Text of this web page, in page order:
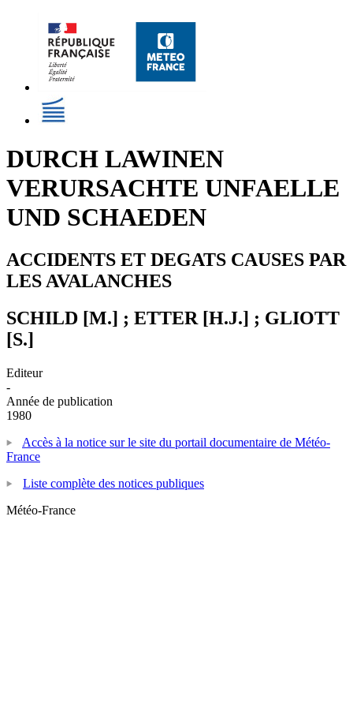
DURCH LAWINEN
VERURSACHTE UNFAELLE
UND SCHAEDEN
ACCIDENTS ET DEGATS CAUSES PAR
LES AVALANCHES
SCHILD [M.] ; ETTER [H.J.] ; GLIOTT
[S.]
Editeur
-
Année de publication
1980
Accès à la notice sur le site du portail documentaire de Météo-
France
Liste complète des notices publiques
Météo-France